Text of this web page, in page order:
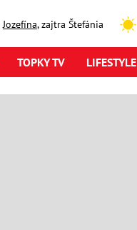
Jozefína, zajtra Štefánia
TOPKY TV LIFESTYLE